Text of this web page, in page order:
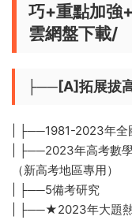
巧+重點加強
雲網盤下載/
├──[A]拓展拔
| ├──1981-2023年全
| ├──2023年高考數
（新高考地區專用）
| ├──5備考研究
| ├──★2023年大題